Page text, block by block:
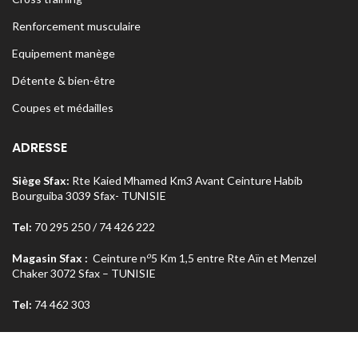
Renforcement musculaire
Equipement manège
Détente & bien-être
Coupes et médailles
ADRESSE
Siège Sfax: Rte Kaied Mhamed Km3 Avant Ceinture Habib
Bourguiba 3039 Sfax- TUNISIE
Tel: 70 295 250 / 74 426 222
Magasin Sfax : Ceinture no5 Km 1,5 entre Rte Aïn et Menzel
Chaker 3072 Sfax – TUNISIE
Tel: 74 462 303
Magasin Tunis: Rue Med Salah Bel Haj Résidence Errabi Magasin